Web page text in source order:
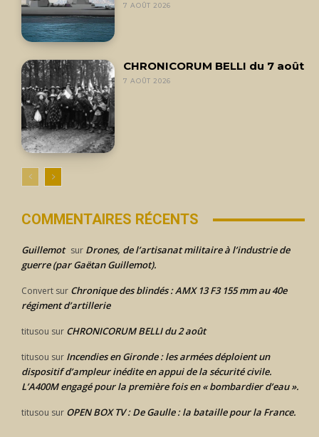
7 AOÛT 2026
CHRONICORUM BELLI du 7 août
7 AOÛT 2026
COMMENTAIRES RÉCENTS
Guillemot sur Drones, de l’artisanat militaire à l’industrie de
guerre (par Gaëtan Guillemot).
Convert sur Chronique des blindés : AMX 13 F3 155 mm au 40e
régiment d’artillerie
titusou sur CHRONICORUM BELLI du 2 août
titusou sur Incendies en Gironde : les armées déploient un
dispositif d’ampleur inédite en appui de la sécurité civile.
L’A400M engagé pour la première fois en « bombardier d’eau ».
titusou sur OPEN BOX TV : De Gaulle : la bataille pour la France.